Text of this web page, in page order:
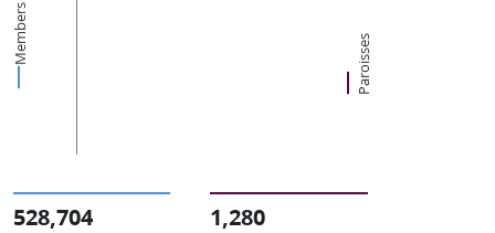
Members Paroisses
528,704 1,280